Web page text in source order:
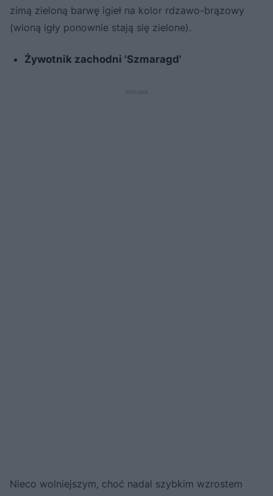
zimą zieloną barwę igieł na kolor rdzawo-brązowy
(wioną igły ponownie stają się zielone).
Żywotnik zachodni 'Szmaragd'
Nieco wolniejszym, choć nadal szybkim wzrostem